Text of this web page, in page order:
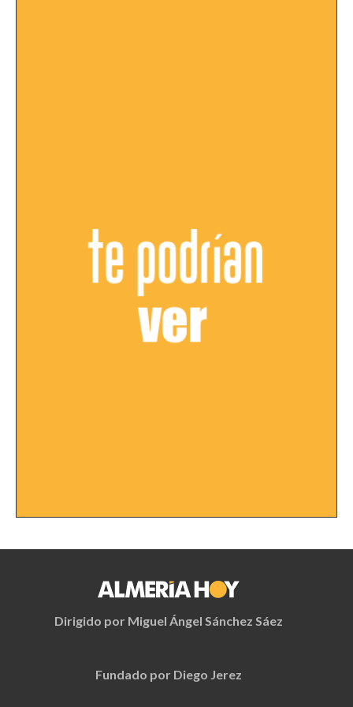
Dirigido por Miguel Ángel Sánchez Sáez
Fundado por Diego Jerez